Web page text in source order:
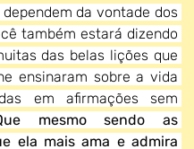
da vontade dos
também estará dizendo
das belas lições que
ensinaram sobre a vida
em afirmações sem
mesmo sendo as
ela mais ama e admira